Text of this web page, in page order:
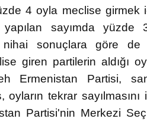
4 oyla meclise girmek
sayımda yüzde
nihai sonuçlara göre de
giren partilerin aldığı
Ermenistan Partisi,
oyların tekrar
Partisi'nin Merkezi